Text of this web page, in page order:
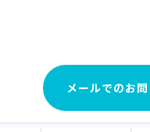
メールでのお